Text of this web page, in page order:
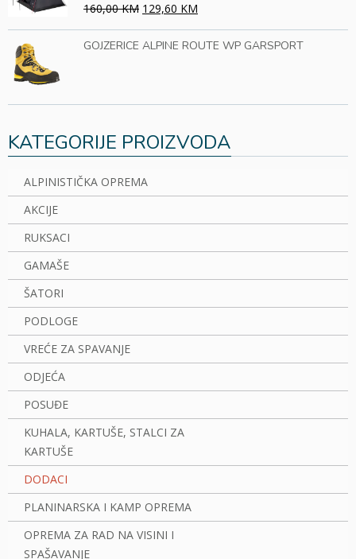
160,00 KM 129,60 KM
GOJZERICE ALPINE ROUTE WP GARSPORT
KATEGORIJE PROIZVODA
ALPINISTIČKA OPREMA
AKCIJE
RUKSACI
GAMAŠE
ŠATORI
PODLOGE
VREĆE ZA SPAVANJE
ODJEĆA
POSUĐE
KUHALA, KARTUŠE, STALCI ZA
KARTUŠE
DODACI
PLANINARSKA I KAMP OPREMA
OPREMA ZA RAD NA VISINI I
SPAŠAVANJE